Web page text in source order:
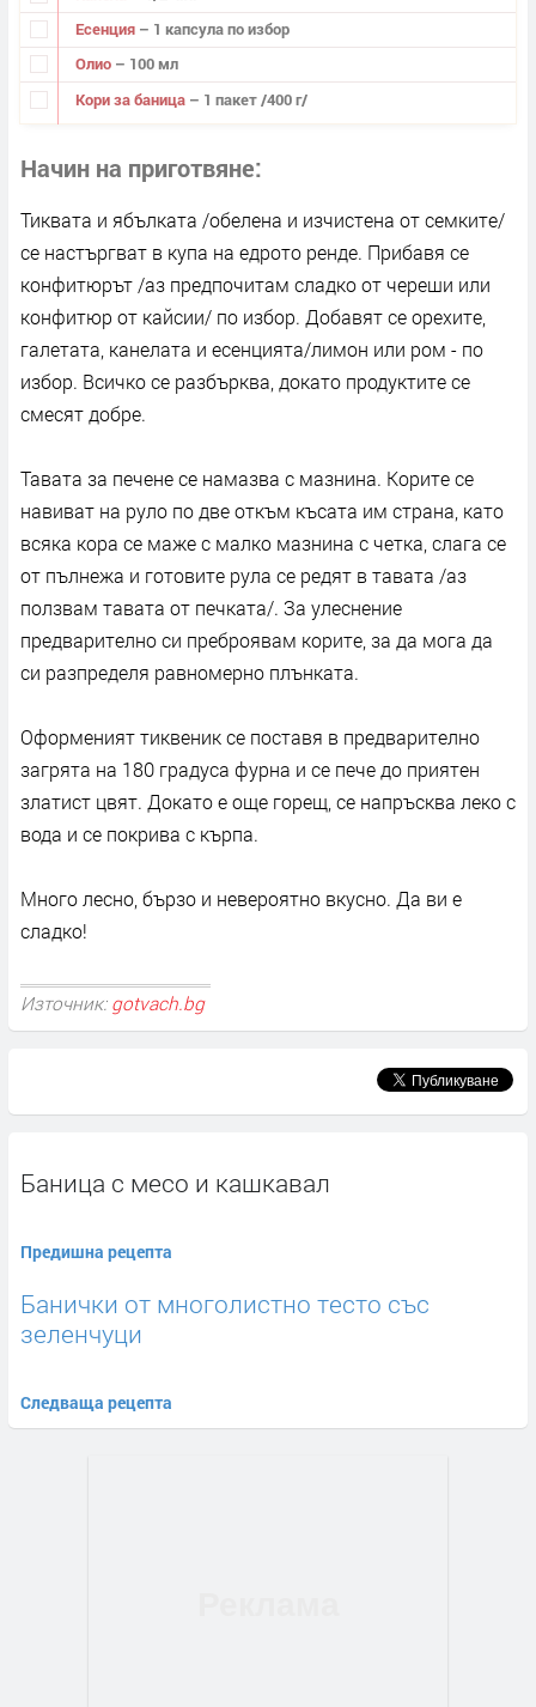
Есенция – 1 капсула по избор
Олио – 100 мл
Кори за баница – 1 пакет /400 г/
Начин на приготвяне
Тиквата и ябълката /обелена и изчистена от семките/
се настъргват в купа на едрото ренде. Прибавя се
конфитюрът /аз предпочитам сладко от череши или
конфитюр от кайсии/ по избор. Добавят се орехите,
галетата, канелата и есенцията/лимон или ром - по
избор. Всичко се разбърква, докато продуктите се
смесят добре.
Тавата за печене се намазва с мазнина. Корите се
навиват на руло по две откъм късата им страна, като
всяка кора се маже с малко мазнина с четка, слага се
от пълнежа и готовите рула се редят в тавата /аз
ползвам тавата от печката/. За улеснение
предварително си преброявам корите, за да мога да
си разпределя равномерно плънката.
Оформеният тиквеник се поставя в предварително
загрята на 180 градуса фурна и се пече до приятен
златист цвят. Докато е още горещ, се напръсква леко с
вода и се покрива с кърпа.
Много лесно, бързо и невероятно вкусно. Да ви е
сладко!
Източник: gotvach.bg
Баница с месо и кашкавал
Предишна рецепта
Банички от многолистно тесто със
зеленчуци
Следваща рецепта